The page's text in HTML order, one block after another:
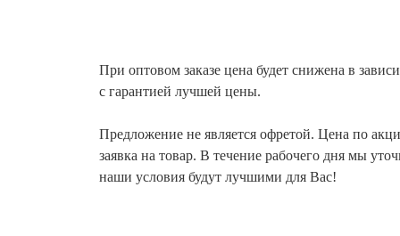
При оптовом заказе цена будет снижена в
с гарантией лучшей цены.
Предложение не является офретой. Цена по
заявка на товар. В течение рабочего дня мы
наши условия будут лучшими для Вас!